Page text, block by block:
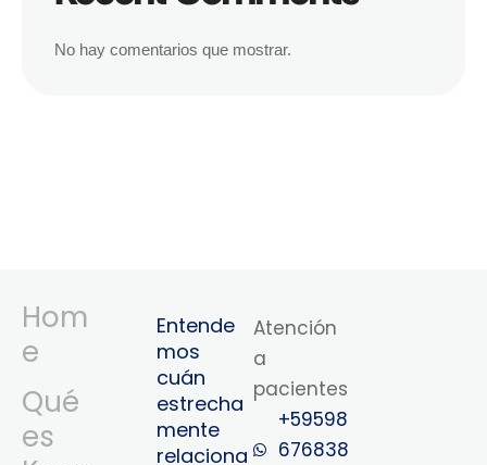
No hay comentarios que mostrar.
Hom
e
Qué
es
Entende
mos
cuán
estrecha
mente
relaciona
Atención
a
pacientes
+59598
676838